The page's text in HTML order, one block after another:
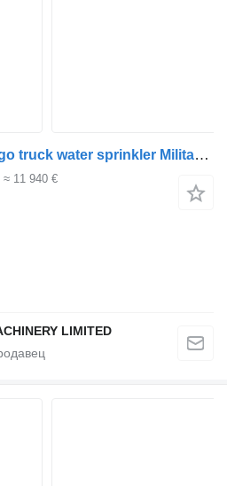
Steyr Steyr 4x4 6x6 cargo truck water sprinkler Military retired Veh
≈ 11 940 €
LIMITED